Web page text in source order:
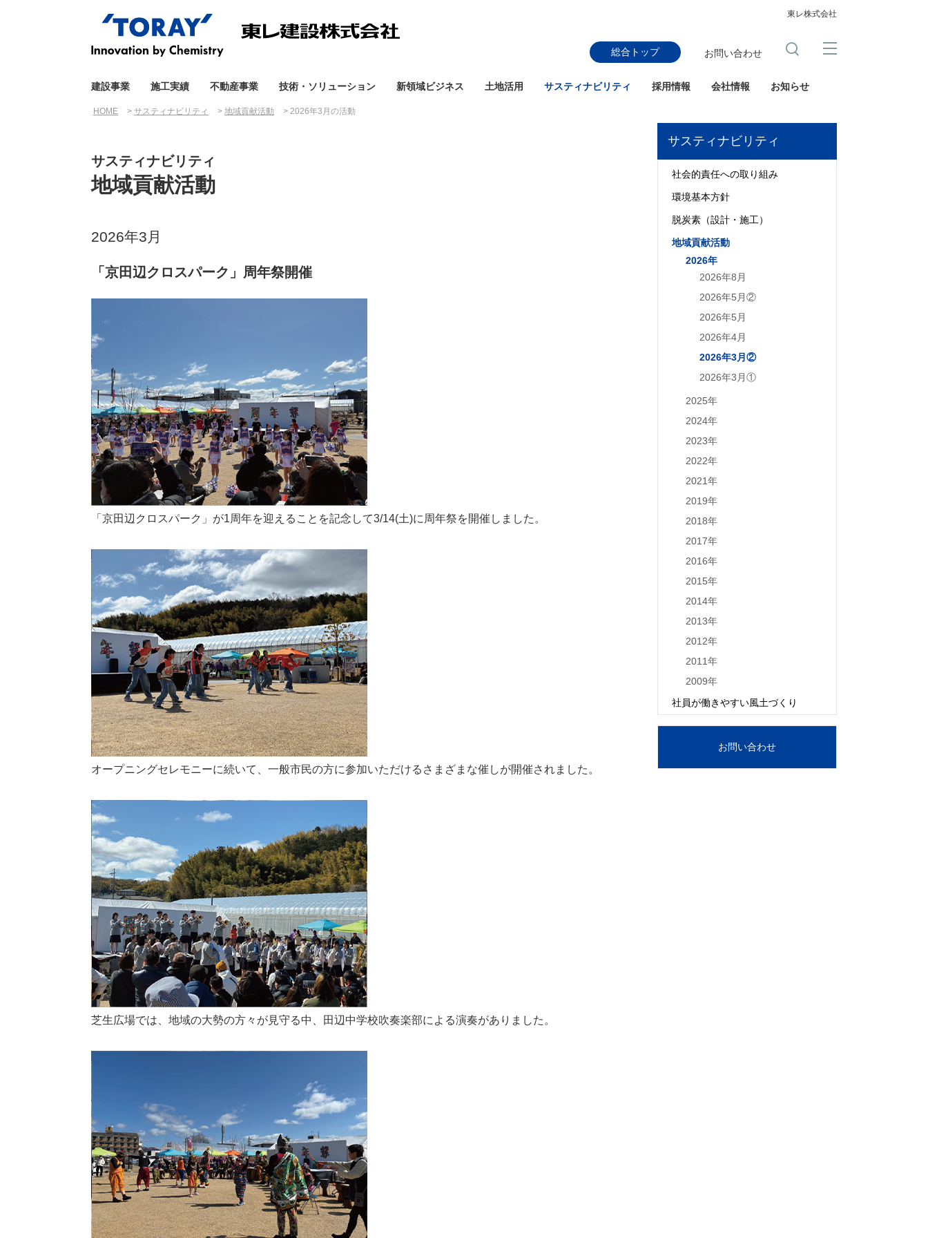
総合トップ お問い合わせ
東レ株式会社
建設事業 施工実績 不動産事業 技術・ソリューション 新領域ビジネス 土地活用 サスティナビリティ 採用情報 会社情報 お知らせ
HOME サスティナビリティ 地域貢献活動 2026年3月の活動
サスティナビリティ
地域貢献活動
2026年3月
「京田辺クロスパーク」周年祭開催
「京田辺クロスパーク」が1周年を迎えることを記念して3/14(土)に周年祭を開催しました。
オープニングセレモニーに続いて、一般市民の方に参加いただけるさまざまな催しが開催されました。
芝生広場では、地域の大勢の方々が見守る中、田辺中学校吹奏楽部による演奏がありました。
サスティナビリティ
社会的責任への取り組み
環境基本方針
脱炭素（設計・施工）
地域貢献活動
2026年
2026年8月
2026年5月②
2026年5月
2026年4月
2026年3月②
2026年3月①
2025年
2024年
2023年
2022年
2021年
2019年
2018年
2017年
2016年
2015年
2014年
2013年
2012年
2011年
2009年
社員が働きやすい風土づくり
お問い合わせ